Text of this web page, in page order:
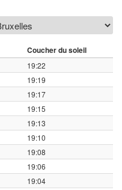
Coucher du soleil
19:22
19:19
19:17
19:15
19:13
19:10
19:08
19:06
19:04